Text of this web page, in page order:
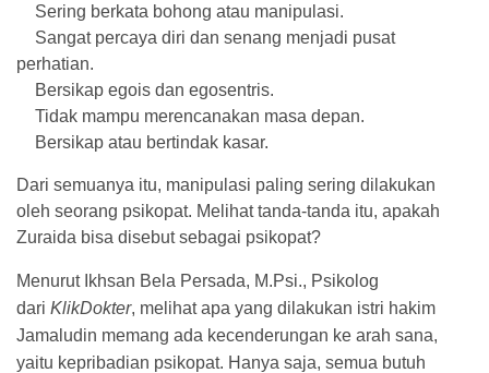
Sering berkata bohong atau manipulasi.
Sangat percaya diri dan senang menjadi pusat
perhatian.
Bersikap egois dan egosentris.
Tidak mampu merencanakan masa depan.
Bersikap atau bertindak kasar.
Dari semuanya itu, manipulasi paling sering dilakukan
oleh seorang psikopat. Melihat tanda-tanda itu, apakah
Zuraida bisa disebut sebagai psikopat?
Menurut Ikhsan Bela Persada, M.Psi., Psikolog
dari KlikDokter, melihat apa yang dilakukan istri hakim
Jamaludin memang ada kecenderungan ke arah sana,
yaitu kepribadian psikopat. Hanya saja, semua butuh